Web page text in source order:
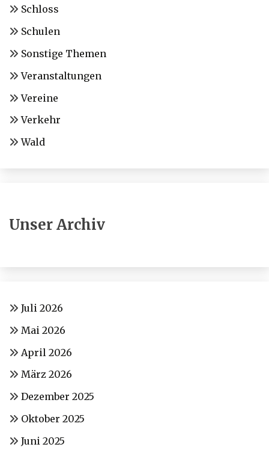
Schloss
Schulen
Sonstige Themen
Veranstaltungen
Vereine
Verkehr
Wald
Unser Archiv
Juli 2026
Mai 2026
April 2026
März 2026
Dezember 2025
Oktober 2025
Juni 2025